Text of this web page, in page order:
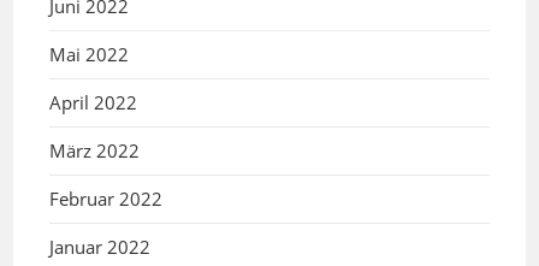
Juni 2022
Mai 2022
April 2022
März 2022
Februar 2022
Januar 2022